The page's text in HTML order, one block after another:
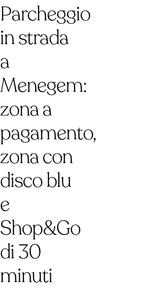
Parcheggio
in strada
a
Menegem:
zona a
pagamento,
zona con
disco blu
e
Shop&Go
di 30
minuti